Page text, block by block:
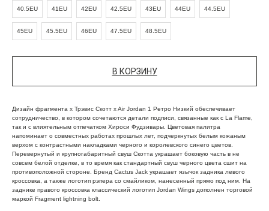
40.5EU 41EU 42EU 42.5EU 43EU 44EU 44.5EU
45EU 45.5EU 46EU 47.5EU 48.5EU
В КОРЗИНУ
Дизайн фрагмента x Трэвис Скотт x Air Jordan 1 Ретро Низкий обеспечивает
сотрудничество, в котором сочетаются детали подписи, связанные как с La Flame,
так и с влиятельным отпечатком Хироси Фудзивары. Цветовая палитра
напоминает о совместных работах прошлых лет, подчеркнутых белым кожаным
верхом с контрастными накладками черного и королевского синего цветов.
Перевернутый и крупногабаритный свуш Скотта украшает боковую часть в не
совсем белой отделке, в то время как стандартный свуш черного цвета сшит на
противоположной стороне. Бренд Cactus Jack украшает язычок задника левого
кроссовка, а также логотип рэпера со смайликом, нанесенный прямо под ним. На
заднике правого кроссовка классический логотип Jordan Wings дополнен торговой
маркой Fragment lightning bolt.